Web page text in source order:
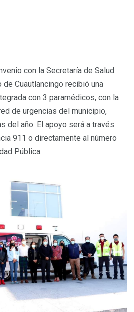
con la Secretaría de Salud
de Cuautlancingo recibió una
con 3 paramédicos, con la
de urgencias del municipio,
del año. El apoyo será a través
911 o directamente al número
Pública.